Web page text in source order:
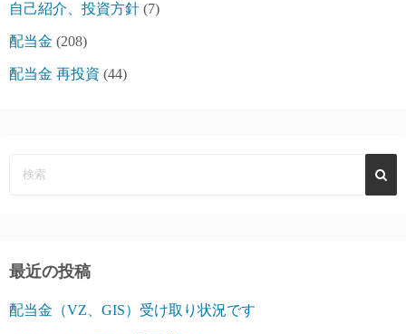
自己紹介、投資方針 (7)
配当金 (208)
配当金 再投資 (44)
最近の投稿
配当金（VZ、GIS）受け取り状況です